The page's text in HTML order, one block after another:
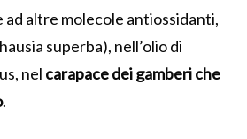
ad altre molecole antiossidanti,
superba), nell’olio di
nel carapace dei gamberi che
.